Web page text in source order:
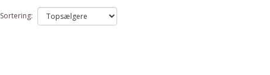
Sortering: